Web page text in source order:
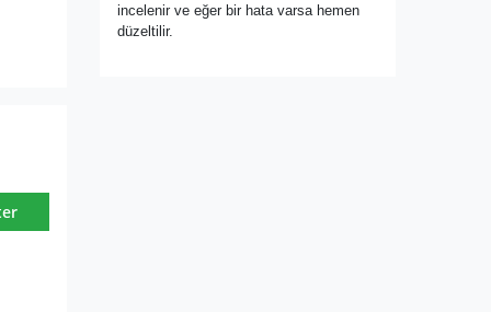
incelenir ve eğer bir hata varsa hemen
düzeltilir.